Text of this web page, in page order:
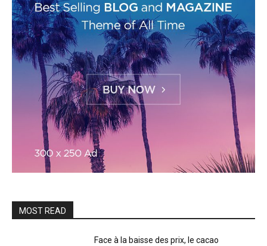
MOST READ
Face à la baisse des prix, le cacao